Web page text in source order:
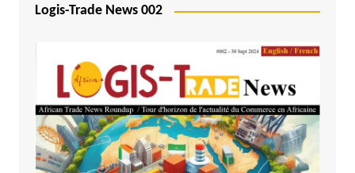
Logis-Trade News 002